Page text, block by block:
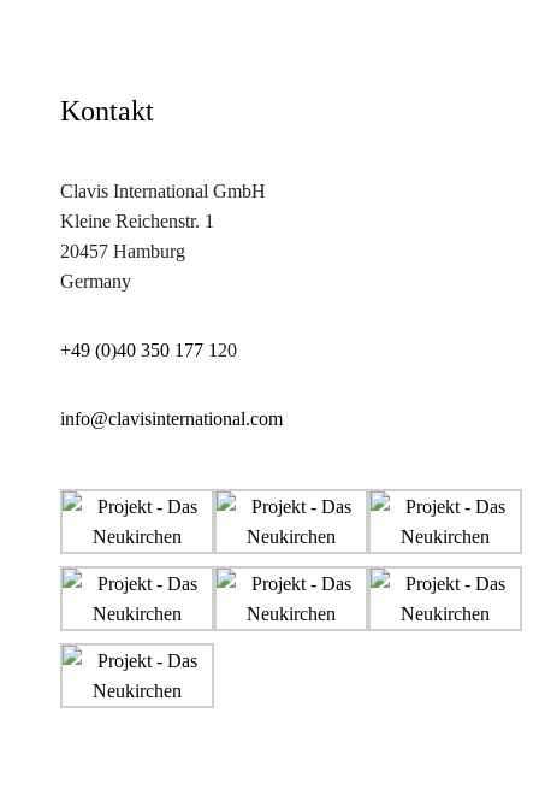
Kontakt
Clavis International GmbH
Kleine Reichenstr. 1
20457 Hamburg
Germany
+49 (0)40 350 177 1 20
info@clavisinternational.com